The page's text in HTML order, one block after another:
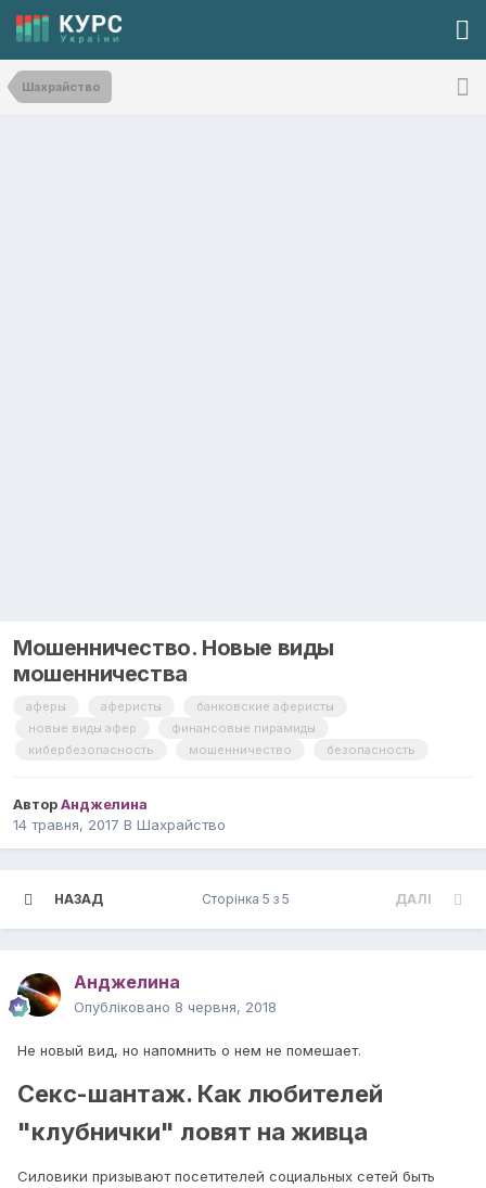
Шахрайство
Мошенничество. Новые виды
мошенничества
аферы аферисты
банковские аферисты
новые виды афер
финансовые пирамиды
кибербе зопасность
мошенничество безопасность
АвторАнджелина
14 травня, 2017 В Шахрайство
НАЗАД ДАЛІ
Сторінка 5 з 5
Анджелина
Опубліковано 8 червня, 2018
Не новый вид, но напомнить о нем не помешает.
Секс-шантаж. Как любителей
"клубнички" ловят на живца
Силовики призывают посетителей социальных сетей быть